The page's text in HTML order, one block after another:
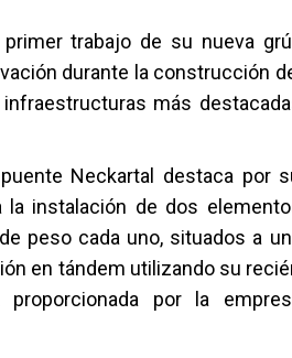
trabajo de su nueva
durante la construcción
más
Neckartal destaca por
la instalación de dos
peso cada uno, situados a
en tándem utilizando su
por la